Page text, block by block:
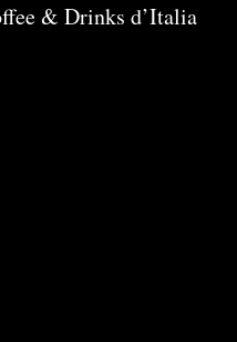
& Drinks d’Italia